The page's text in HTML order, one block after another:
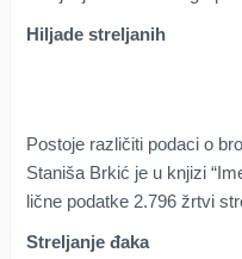
Hiljade streljanih
Postoje različiti podaci o
Staniša Brkić je u knjizi
lične podatke 2.796 žrtvi
Streljanje đaka